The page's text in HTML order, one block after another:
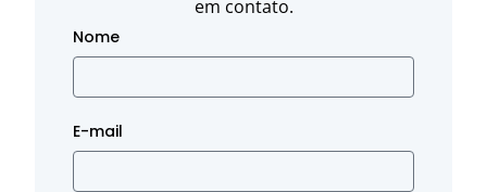
em contato.
Nome
E-mail